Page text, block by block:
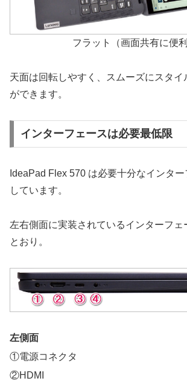
フラット（画面共有に便利
天面は回転しやすく、スムーズにスタイ
ができます。
インターフェースは必要最低限
IdeaPad Flex 570 は必要十分なインタ
しています。
左右側面に実装されているインターフェ
とおり。
左側面
①電源コネクタ
②HDMI